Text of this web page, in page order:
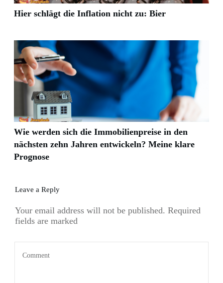
Hier schlägt die Inflation nicht zu: Bier
Wie werden sich die Immobilienpreise in den
nächsten zehn Jahren entwickeln? Meine klare
Prognose
Leave a Reply
Your email address will not be published. Required
fields are marked